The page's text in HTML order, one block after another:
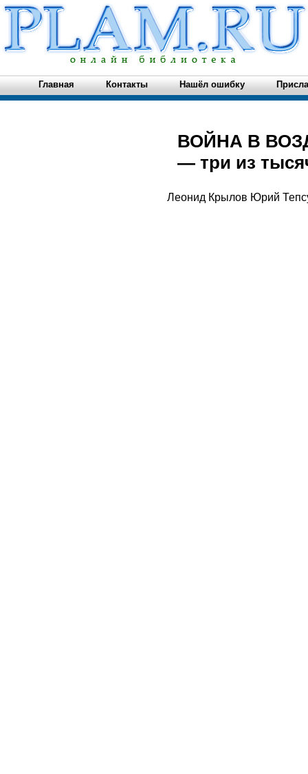
Главная Контакты Нашёл ошибку
ВОЙНА В
— три из
Леонид Крылов Юрий